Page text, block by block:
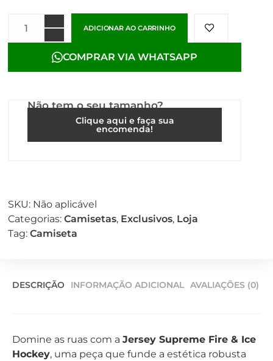
ADICIONAR AO CARRINHO
COMPRAR VIA WHATSAPP
Não tem o seu tamanho?
Clique aqui e faça sua
encomenda!
SKU: Não aplicável
Categorias: Camisetas, Exclusivos, Loja
Tag: Camiseta
DESCRIÇÃO INFORMAÇÃO ADICIONAL AVALIAÇÕES (0)
Domine as ruas com a Jersey Supreme Fire & Ice
Hockey, uma peça que funde a estética robusta